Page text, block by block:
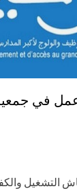
في جمعية